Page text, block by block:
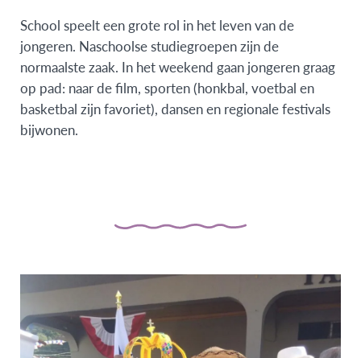
School speelt een grote rol in het leven van de
jongeren. Naschoolse studiegroepen zijn de
normaalste zaak. In het weekend gaan jongeren graag
op pad: naar de film, sporten (honkbal, voetbal en
basketbal zijn favoriet), dansen en regionale festivals
bijwonen.